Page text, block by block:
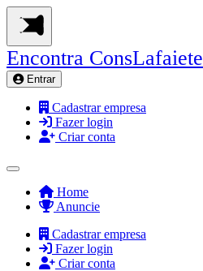
Encontra ConsLafaiete
Entrar
Cadastrar empresa
Fazer login
Criar conta
Home
Anuncie
Cadastrar empresa
Fazer login
Criar conta